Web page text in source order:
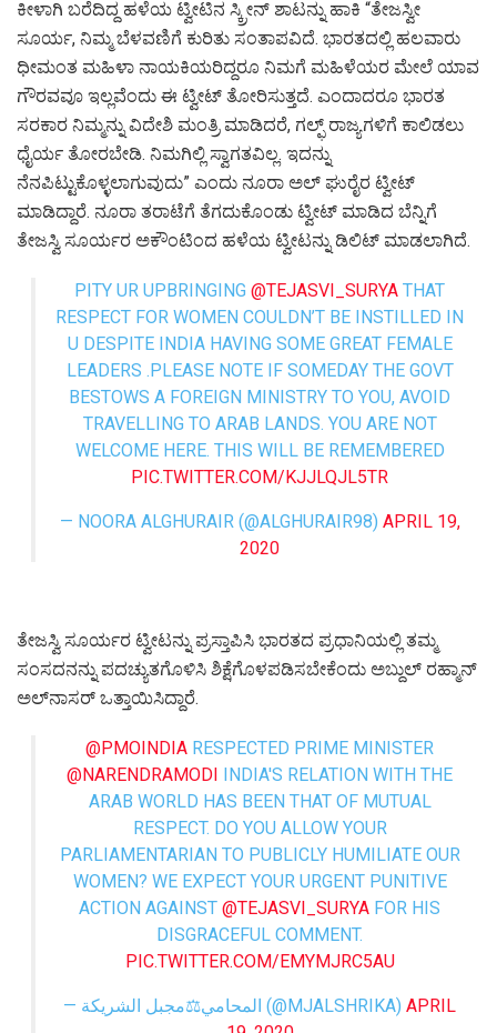
ಕೀಳಾಗಿ ಬರೆದಿದ್ದ ಹಳೆಯ ಟ್ವೀಟಿನ ಸ್ಕ್ರೀನ್ ಶಾಟನ್ನು ಹಾಕಿ “ತೇಜಸ್ವೀ
ಸೂರ್ಯ, ನಿಮ್ಮ ಬೆಳವಣಿಗೆ ಕುರಿತು ಸಂತಾಪವಿದೆ. ಭಾರತದಲ್ಲಿ ಹಲವಾರು
ಧೀಮಂತ ಮಹಿಳಾ ನಾಯಕಿಯರಿದ್ದರೂ ನಿಮಗೆ ಮಹಿಳೆಯರ ಮೇಲೆ ಯಾವ
ಗೌರವವೂ ಇಲ್ಲವೆಂದು ಈ ಟ್ವೀಟ್ ತೋರಿಸುತ್ತದೆ. ಎಂದಾದರೂ ಭಾರತ
ಸರಕಾರ ನಿಮ್ಮನ್ನು ವಿದೇಶಿ ಮಂತ್ರಿ ಮಾಡಿದರೆ, ಗಲ್ಫ್ ರಾಜ್ಯಗಳಿಗೆ ಕಾಲಿಡಲು
ಧೈರ್ಯ ತೋರಬೇಡಿ. ನಿಮಗಿಲ್ಲಿ ಸ್ವಾಗತವಿಲ್ಲ. ಇದನ್ನು
ನೆನಪಿಟ್ಟುಕೊಳ್ಳಲಾಗುವುದು” ಎಂದು ನೂರಾ ಅಲ್ ಘುರೈರ ಟ್ವೀಟ್
ಮಾಡಿದ್ದಾರೆ. ನೂರಾ ತರಾಟೆಗೆ ತೆಗದುಕೊಂಡು ಟ್ವೀಟ್ ಮಾಡಿದ ಬೆನ್ನಿಗೆ
ತೇಜಸ್ವಿ ಸೂರ್ಯರ ಅಕೌಂಟಿಂದ ಹಳೆಯ ಟ್ವೀಟನ್ನು ಡಿಲಿಟ್ ಮಾಡಲಾಗಿದೆ.
PITY UR UPBRINGING @TEJASVI_SURYA THAT
RESPECT FOR WOMEN COULDN’T BE INSTILLED IN
U DESPITE INDIA HAVING SOME GREAT FEMALE
LEADERS .PLEASE NOTE IF SOMEDAY THE GOVT
BESTOWS A FOREIGN MINISTRY TO YOU, AVOID
TRAVELLING TO ARAB LANDS. YOU ARE NOT
WELCOME HERE. THIS WILL BE REMEMBERED
PIC.TWITTER.COM/KJJLQJL5TR
— NOORA ALGHURAIR (@ALGHURAIR98) APRIL 19,
2020
ತೇಜಸ್ವಿ ಸೂರ್ಯರ ಟ್ವೀಟನ್ನು ಪ್ರಸ್ತಾಪಿಸಿ ಭಾರತದ ಪ್ರಧಾನಿಯಲ್ಲಿ ತಮ್ಮ
ಸಂಸದನನ್ನು ಪದಚ್ಯುತಗೊಳಿಸಿ ಶಿಕ್ಷೆಗೊಳಪಡಿಸಬೇಕೆಂದು ಅಬ್ದುಲ್ ರಹ್ಮಾನ್
ಅಲ್‌ನಾಸರ್ ಒತ್ತಾಯಿಸಿದ್ದಾರೆ.‌
@PMOINDIA RESPECTED PRIME MINISTER
@NARENDRAMODI INDIA'S RELATION WITH THE
ARAB WORLD HAS BEEN THAT OF MUTUAL
RESPECT. DO YOU ALLOW YOUR
PARLIAMENTARIAN TO PUBLICLY HUMILIATE OUR
WOMEN? WE EXPECT YOUR URGENT PUNITIVE
ACTION AGAINST @TEJASVI_SURYA FOR HIS
DISGRACEFUL COMMENT.
PIC.TWITTER.COM/EMYMJRC5AU
— المحامي⚖مجبل الشريكة (@MJALSHRIKA) APRIL